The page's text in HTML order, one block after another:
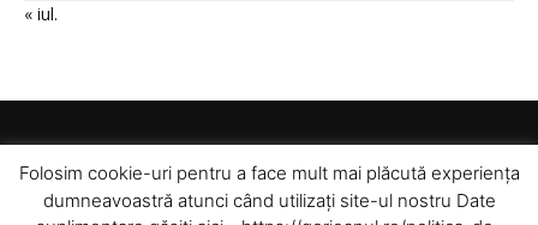
« iul.
Folosim cookie-uri pentru a face mult mai plăcută experiența
dumneavoastră atunci când utilizați site-ul nostru Date